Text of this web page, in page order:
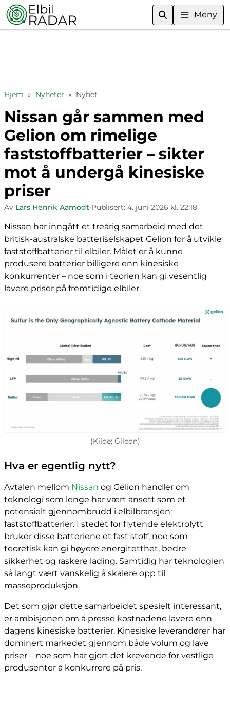
Meny
Hjem » Nyheter » Nyhet
Nissan går sammen med
Gelion om rimelige
faststoffbatterier – sikter
mot å undergå kinesiske
priser
Av Lars Henrik Aamodt•Publisert: 4. juni 2026 kl. 22:18
Nissan har inngått et treårig samarbeid med det
britisk-australske batteriselskapet Gelion for å utvikle
faststoffbatterier til elbiler. Målet er å kunne
produsere batterier billigere enn kinesiske
konkurrenter – noe som i teorien kan gi vesentlig
lavere priser på fremtidige elbiler.
(Kilde: Gileon)
Hva er egentlig nytt?
Avtalen mellom Nissan og Gelion handler om
teknologi som lenge har vært ansett som et
potensielt gjennombrudd i elbilbransjen:
faststoffbatterier. I stedet for flytende elektrolytt
bruker disse batteriene et fast stoff, noe som
teoretisk kan gi høyere energitetthet, bedre
sikkerhet og raskere lading. Samtidig har teknologien
så langt vært vanskelig å skalere opp til
masseproduksjon.
Det som gjør dette samarbeidet spesielt interessant,
er ambisjonen om å presse kostnadene lavere enn
dagens kinesiske batterier. Kinesiske leverandører har
dominert markedet gjennom både volum og lave
priser – noe som har gjort det krevende for vestlige
produsenter å konkurrere på pris.